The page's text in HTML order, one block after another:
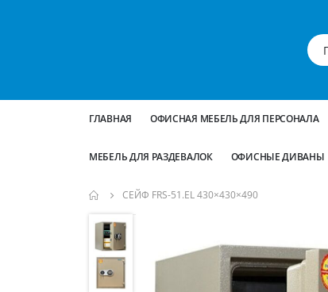
ГЛАВНАЯ ОФИСНАЯ МЕБЕЛЬ ДЛЯ ПЕРСОНАЛА
МЕБЕЛЬ ДЛЯ РАЗДЕВАЛОК ОФИСНЫЕ ДИВАНЫ
СЕЙФ FRS-51.EL 430×430×490
Пропустить
перейти
галереям
изображений